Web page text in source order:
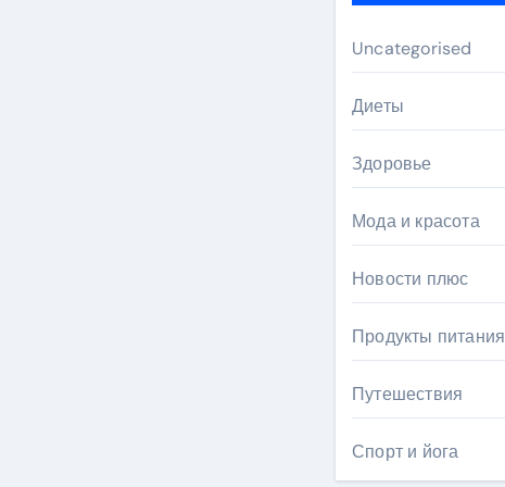
Uncategorised
Диеты
Здоровье
Мода и красота
Новости плюс
Продукты питания
Путешествия
Спорт и йога